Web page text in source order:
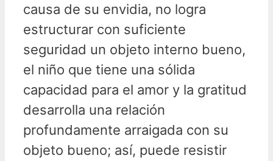
causa de su envidia, no logra
estructurar con suficiente
seguridad un objeto interno bueno,
el niño que tiene una sólida
capacidad para el amor y la gratitud
desarrolla una relación
profundamente arraigada con su
objeto bueno; así, puede resistir